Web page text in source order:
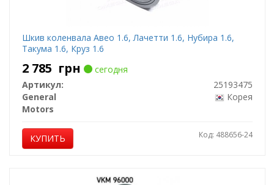
Шкив коленвала Авео 1.6, Лачетти 1.6, Нубира 1.6,
Такума 1.6, Круз 1.6
2 785 грн
сегодня
Артикул:
25193475
General
Motors
Корея
КУПИТЬ Код: 488656-24